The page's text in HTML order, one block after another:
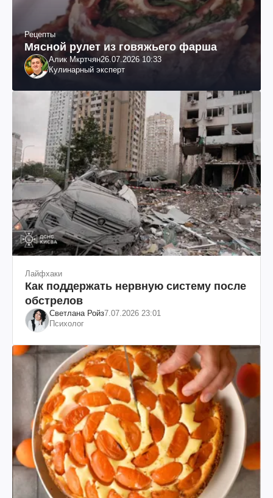
Рецепты
Мясной рулет из говяжьего фарша
Алик Мкртчян26.07.2026 10:33
Кулинарный эксперт
Лайфхаки
Как поддержать нервную систему после
обстрелов
Светлана Ройз7.07.2026 23:01
Психолог